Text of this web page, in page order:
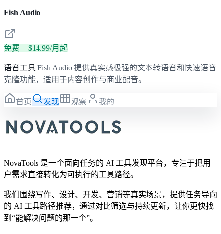
Fish Audio
免费 + $14.99/月起
语音工具 Fish Audio 提供真实感极强的文本转语音和快速语音
克隆功能，适用于内容创作与商业配音。
首页 发现 观察 我的
NovaTools 是一个面向任务的 AI 工具发现平台，专注于把用
户需求直接转化为可执行的工具路径。
我们围绕写作、设计、开发、营销等真实场景，提供任务导向
的 AI 工具路径推荐，通过对比筛选与持续更新，让你更快找
到“能解决问题的那一个”。